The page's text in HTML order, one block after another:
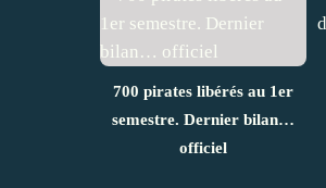
700 pirates libérés au 1er
semestre. Dernier bilan…
officiel